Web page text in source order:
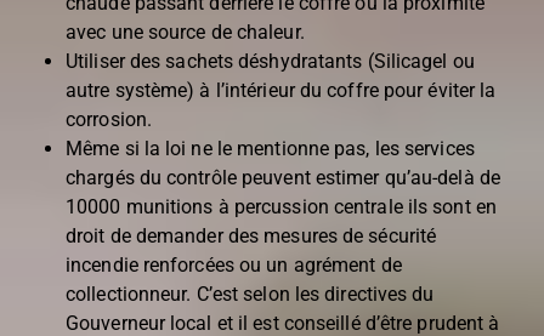
avec une source de chaleur.
Utiliser des sachets déshydratants (Silicagel ou
autre système) à l’intérieur du coffre pour éviter la
corrosion.
Même si la loi ne le mentionne pas, les services
chargés du contrôle peuvent estimer qu’au-delà de
10000 munitions à percussion centrale ils sont en
droit de demander des mesures de sécurité
incendie renforcées ou un agrément de
collectionneur. C’est selon les directives du
Gouverneur local et il est conseillé d’être prudent à